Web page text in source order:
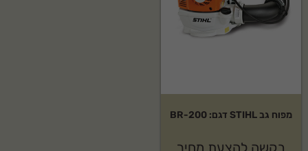
מפוח גב STIHL דגם: BR-200